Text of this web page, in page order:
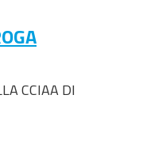
CCIAA DI